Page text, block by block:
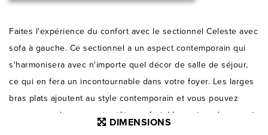
Faites l'expérience du confort avec le sectionnel Celeste avec
sofa à gauche. Ce sectionnel a un aspect contemporain qui
s'harmonisera avec n'importe quel décor de salle de séjour,
ce qui en fera un incontournable dans votre foyer. Les larges
bras plats ajoutent au style contemporain et vous pouvez
reposer vos bras ou votre tête confortablement sur les appui-
DIMENSIONS